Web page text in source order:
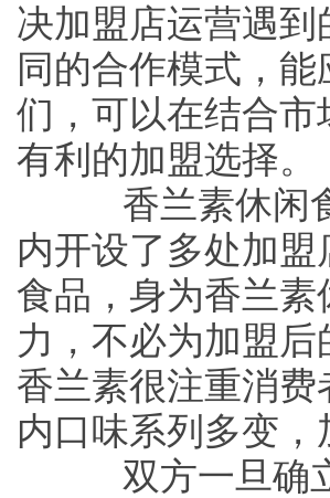
决加盟店运营遇
同的合作模式，
们，可以在结合
有利的加盟选择。
香兰素休闲食
内开设了多处加
食品，身为香兰
力，不必为加盟
香兰素很注重消
内口味系列多变
双方一旦确立